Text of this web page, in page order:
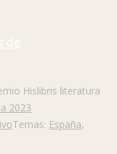
de
Hislibris literatura
2023
Temas: España,